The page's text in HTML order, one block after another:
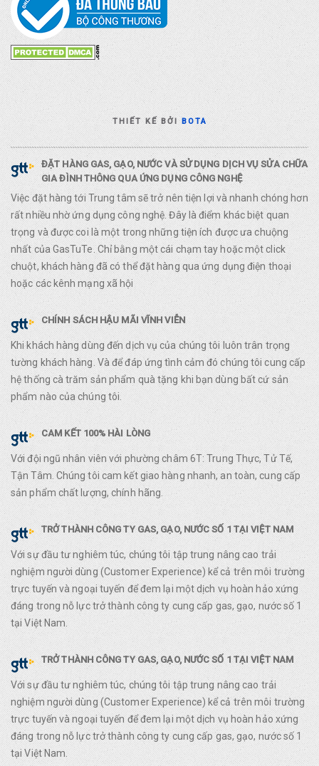
THIẾT KẾ BỞIBOTA
ĐẶT HÀNG GAS, GẠO, NƯỚC VÀ SỬ DỤNG DỊCH VỤ SỬA CHỮA
GIA ĐÌNH THÔNG QUA ỨNG DỤNG CÔNG NGHỆ
Việc đặt hàng tới Trung tâm sẽ trở nên tiện lợi và nhanh chóng hơn
rất nhiều nhờ ứng dụng công nghệ. Đây là điểm khác biệt quan
trọng và được coi là một trong những tiện ích được ưa chuộng
nhất của GasTuTe. Chỉ bằng một cái chạm tay hoặc một click
chuột, khách hàng đã có thể đặt hàng qua ứng dụng điện thoại
hoặc các kênh mạng xã hội
CHÍNH SÁCH HẬU MÃI VĨNH VIỄN
Khi khách hàng dùng đến dịch vụ của chúng tôi luôn trân trọng
tường khách hàng. Và để đáp ứng tình cảm đó chúng tôi cung cấp
hệ thống cà trăm sản phẩm quà tặng khi bạn dùng bất cứ sản
phẩm nào của chúng tôi.
CAM KẾT 100% HÀI LÒNG
Với đội ngũ nhân viên với phường châm 6T: Trung Thực, Tử Tế,
Tận Tâm. Chúng tôi cam kết giao hàng nhanh, an toàn, cung cấp
sản phẩm chất lượng, chính hãng.
TRỞ THÀNH CÔNG TY GAS, GẠO, NƯỚC SỐ 1 TẠI VIỆT NAM
Với sự đầu tư nghiêm túc, chúng tôi tập trung nâng cao trải
nghiệm người dùng (Customer Experience) kể cả trên môi trường
trực tuyến và ngoại tuyến để đem lại một dịch vụ hoàn hảo xứng
đáng trong nỗ lực trở thành công ty cung cấp gas, gạo, nước số 1
tại Việt Nam.
TRỞ THÀNH CÔNG TY GAS, GẠO, NƯỚC SỐ 1 TẠI VIỆT NAM
Với sự đầu tư nghiêm túc, chúng tôi tập trung nâng cao trải
nghiệm người dùng (Customer Experience) kể cả trên môi trường
trực tuyến và ngoại tuyến để đem lại một dịch vụ hoàn hảo xứng
đáng trong nỗ lực trở thành công ty cung cấp gas, gạo, nước số 1
tại Việt Nam.